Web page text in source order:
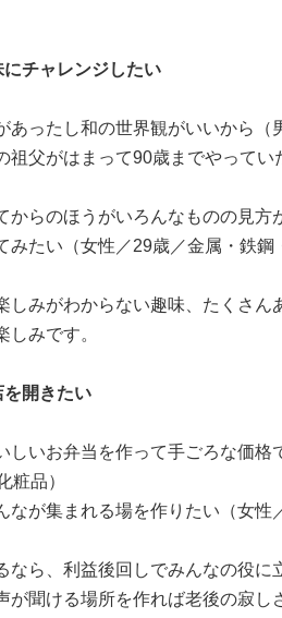
チャレンジしたい
あったし和の世界観がいいから（
祖父がはまって90歳までやって
からのほうがいろんなものの見
みたい（女性／29歳／金属・鉄鋼
しみがわからない趣味、たくさん
しみです。
開きたい
しいお弁当を作って手ごろな価
粧品）
なが集まれる場を作りたい（女性
なら、利益後回しでみんなの役
が聞ける場所を作れば老後の寂し